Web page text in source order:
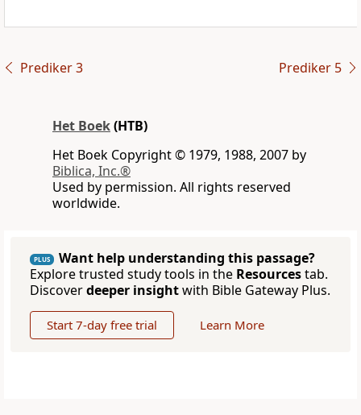
Prediker 3 Prediker 5
Het Boek(HTB)
Het Boek Copyright © 1979, 1988, 2007 by
Biblica, Inc.®
Used by permission. All rights reserved
worldwide.
PLUS
Want help understanding this passage?
Explore trusted study tools in the Resourcestab.
Discoverdeeper insightwith Bible Gateway Plus.
Start 7-day free trial Learn More